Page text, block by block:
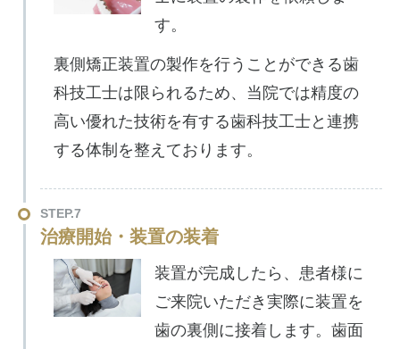
す。
裏側矯正装置の製作を行うことができる歯
科技工士は限られるため、当院では精度の
高い優れた技術を有する歯科技工士と連携
する体制を整えております。
STEP.7
治療開始・装置の装着
装置が完成したら、患者様に
ご来院いただき実際に装置を
歯の裏側に接着します。歯面